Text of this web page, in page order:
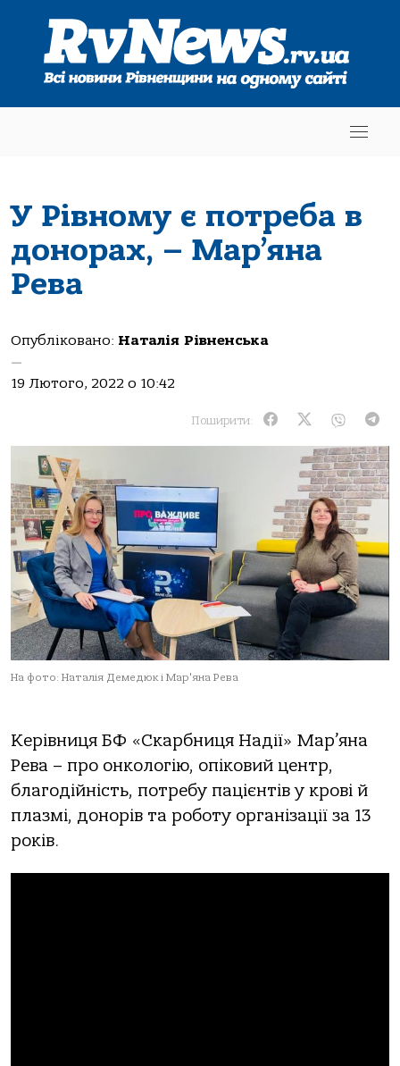
У Рівному є потреба в
донорах, – Мар’яна
Рева
Опубліковано: Наталія Рівненська
—
19 Лютого, 2022 о 10:42
Поширити:
На фото: Наталія Демедюк і Мар'яна Рева
Керівниця БФ «Скарбниця Надії» Мар’яна
Рева – про онкологію, опіковий центр,
благодійність, потребу пацієнтів у крові й
плазмі, донорів та роботу організації за 13
років.